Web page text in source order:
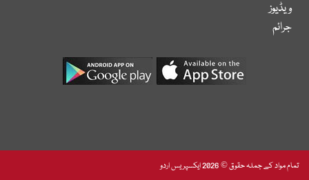
ویڈیوز
جرائم
تمام مواد کے جملہ حقوق © 2026 ایکسپریس اردو